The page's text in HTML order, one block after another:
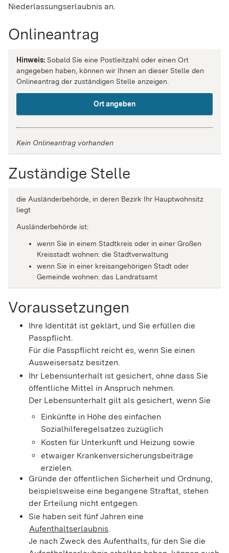
Niederlassungserlaubnis an.
Onlineantrag
Hinweis: Sobald Sie eine Postleitzahl oder einen Ort
angegeben haben, können wir Ihnen an dieser Stelle den
Onlineantrag der zuständigen Stelle anzeigen.
Ort angeben
Kein Onlineantrag vorhanden
Zuständige Stelle
die Ausländerbehörde, in deren Bezirk Ihr Hauptwohnsitz
liegt
Ausländerbehörde ist:
wenn Sie in einem Stadtkreis oder in einer Großen
Kreisstadt wohnen: die Stadtverwaltung
wenn Sie in einer kreisangehörigen Stadt oder
Gemeinde wohnen: das Landratsamt
Voraussetzungen
Ihre Identität ist geklärt, und Sie erfüllen die
Passpflicht.
Für die Passpflicht reicht es, wenn Sie einen
Ausweisersatz besitzen.
Ihr Lebensunterhalt ist gesichert, ohne dass Sie
öffentliche Mittel in Anspruch nehmen.
Der Lebensunterhalt gilt als gesichert, wenn Sie
Einkünfte in Höhe des einfachen
Sozialhilferegelsatzes zuzüglich
Kosten für Unterkunft und Heizung sowie
etwaiger Krankenversicherungsbeiträge
erzielen.
Gründe der öffentlichen Sicherheit und Ordnung,
beispielsweise eine begangene Straftat, stehen
der Erteilung nicht entgegen.
Sie haben seit fünf Jahren eine
Aufenthaltserlaubnis.
Je nach Zweck des Aufenthalts, für den Sie die